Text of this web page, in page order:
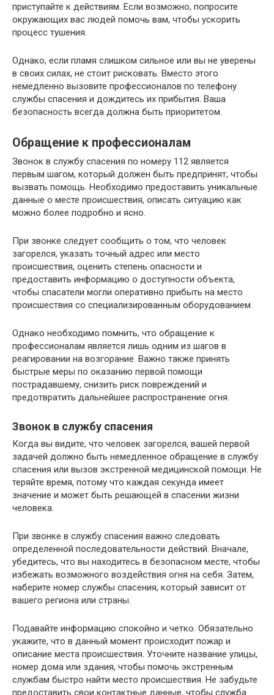
приступайте к действиям. Если возможно, попросите
окружающих вас людей помочь вам, чтобы ускорить
процесс тушения.
Однако, если пламя слишком сильное или вы не уверены
в своих силах, не стоит рисковать. Вместо этого
немедленно вызовите профессионалов по телефону
службы спасения и дождитесь их прибытия. Ваша
безопасность всегда должна быть приоритетом.
Обращение к профессионалам
Звонок в службу спасения по номеру 112 является
первым шагом, который должен быть предпринят, чтобы
вызвать помощь. Необходимо предоставить уникальные
данные о месте происшествия, описать ситуацию как
можно более подробно и ясно.
При звонке следует сообщить о том, что человек
загорелся, указать точный адрес или место
происшествия, оценить степень опасности и
предоставить информацию о доступности объекта,
чтобы спасатели могли оперативно прибыть на место
происшествия со специализированным оборудованием.
Однако необходимо помнить, что обращение к
профессионалам является лишь одним из шагов в
реагировании на возгорание. Важно также принять
быстрые меры по оказанию первой помощи
пострадавшему, снизить риск повреждений и
предотвратить дальнейшее распространение огня.
Звонок в службу спасения
Когда вы видите, что человек загорелся, вашей первой
задачей должно быть немедленное обращение в службу
спасения или вызов экстренной медицинской помощи. Не
теряйте время, потому что каждая секунда имеет
значение и может быть решающей в спасении жизни
человека.
При звонке в службу спасения важно следовать
определенной последовательности действий. Вначале,
убедитесь, что вы находитесь в безопасном месте, чтобы
избежать возможного воздействия огня на себя. Затем,
наберите номер службы спасения, который зависит от
вашего региона или страны.
Подавайте информацию спокойно и четко. Обязательно
укажите, что в данный момент происходит пожар и
описание места происшествия. Уточните название улицы,
номер дома или здания, чтобы помочь экстренным
службам быстро найти место происшествия. Не забудьте
предоставить свои контактные данные, чтобы служба